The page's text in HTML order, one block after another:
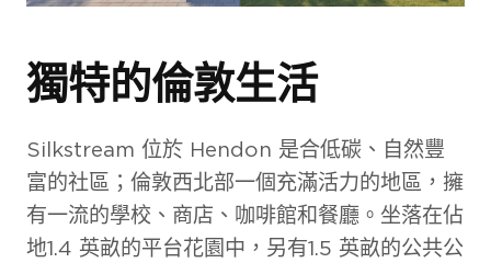
獨特的倫敦生活
Silkstream 位於 Hendon 是合低碳、自然豐
富的社區；倫敦西北部一個充滿活力的地區，擁
有一流的學校、商店、咖啡館和餐廳。坐落在佔
地1.4 英畝的平台花園中，另有1.5 英畝的公共公